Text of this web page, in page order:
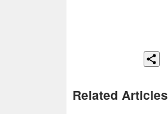
Related Articles